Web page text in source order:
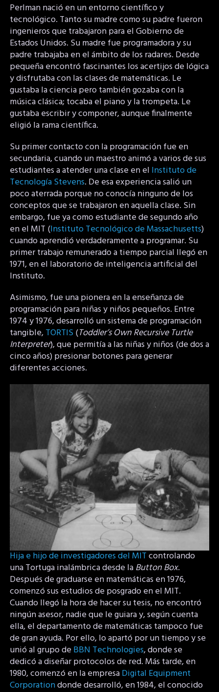
Perlman nació en un entorno científico y
tecnológico. Tanto su madre como su padre fueron
ingenieros que trabajaron para el Gobierno de
Estados Unidos. Su madre fue programadora y su
padre trabajaba en el ámbito de los radares. Desde
pequeña encontró fascinantes los acertijos de lógica
y disfrutaba con las clases de matemáticas. Le
gustaba la ciencia pero también gozaba con la
música clásica; tocaba el piano y la trompeta. Le
gustaba escribir y componer, aunque finalmente
eligió la rama científica.
Su primer contacto con la programación fue en
secundaria, cuando un maestro animó a varios de sus
estudiantes a atender una clase en el Instituto de
Tecnología Stevens. De esa experiencia salió un
poco aterrada porque no conocía ninguno de los
conceptos que se trabajaron en aquella clase. Sin
embargo, fue ya como estudiante de segundo año
en el MIT (Instituto Tecnológico de Massachusetts)
cuando aprendió verdaderamente a programar. Su
primer trabajo remunerado a tiempo parcial llegó en
1971, en el laboratorio de inteligencia artificial del
Instituto.
Asimismo, fue una pionera en la enseñanza de
programación para niñas y niños pequeños. Entre
1974 y 1976, desarrolló un sistema de programación
tangible,TORTIS (Toddler’s Own Recursive Turtle
Interpreter), que permitía a las niñas y niños (de dos a
cinco años) presionar botones para generar
diferentes acciones.
Hija e hijo de investigadores del MITcontrolando
una Tortuga inalámbrica desde laButton Box.
Después de graduarse en matemáticas en 1976,
comenzó sus estudios de posgrado en el MIT.
Cuando llegó la hora de hacer su tesis, no encontró
ningún asesor, nadie que le guiara y, según cuenta
ella, el departamento de matemáticas tampoco fue
de gran ayuda. Por ello, lo apartó por un tiempo y se
unió al grupo deBBN Technologies, donde se
dedicó a diseñar protocolos de red. Más tarde, en
1980, comenzó en la empresaDigital Equipment
Corporationdonde desarrolló, en 1984, el conocido